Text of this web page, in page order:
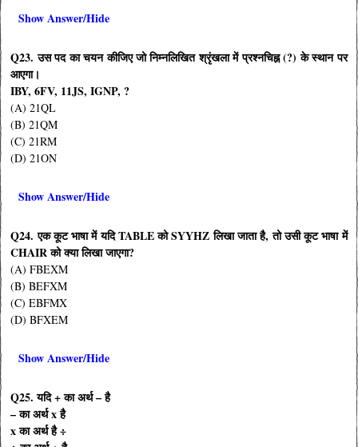
Show Answer/Hide
Q23. उस पद का चयन कीजिए जो निम्नलिखित श्रृंखला में प्रश्नचिह्न (?) के स्थान पर
आएगा।
IBY, 6FV, 11JS, IGNP, ?
(A) 21QL
(B) 21QM
(C) 21RM
(D) 21ON
Show Answer/Hide
Q24. एक कूट भाषा में यदि TABLE को SYYHZ लिखा जाता है, तो उसी कूट भाषा में
CHAIR को क्या लिखा जाएगा?
(A) FBEXM
(B) BEFXM
(C) EBFMX
(D) BFXEM
Show Answer/Hide
Q25. यदि + का अर्थ – है
– का अर्थ x है
x का अर्थ है ÷